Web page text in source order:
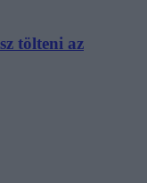
tölteni az